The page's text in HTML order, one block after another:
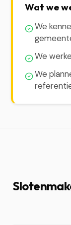
Wat we
We
We
We